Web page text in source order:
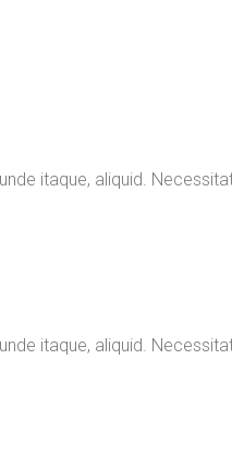
itaque, aliquid.
itaque, aliquid.